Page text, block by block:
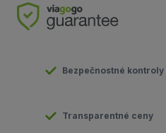
Bezpečnostné
Transparentné ceny